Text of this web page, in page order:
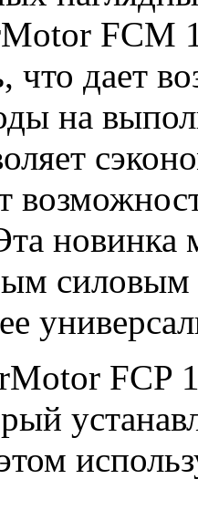
FCM
что дает
на
новинка
силовым
FCP